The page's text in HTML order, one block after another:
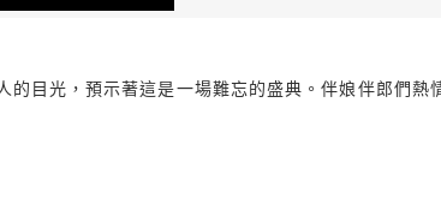
目光，預示著這是一場難忘的盛典。伴娘伴郎們熱